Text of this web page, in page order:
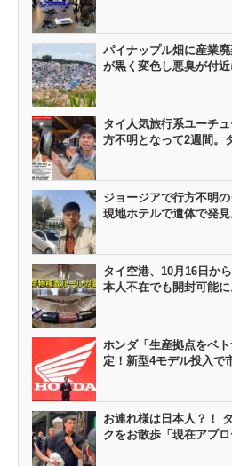
パイナップル畑に産業
が黒く変色し悪臭が付近
タイ人気旅行系ユーチ
方不明となって2週間。
ジョージアで行方不明
現地ホテルで遺体で発
タイ空港、10月16日か
本人不在でも開封可能
ホンダ「生産拠点をベ
定！新型4モデル投入で
お連れ様は日本人？！
クをお散歩「現在アプロ